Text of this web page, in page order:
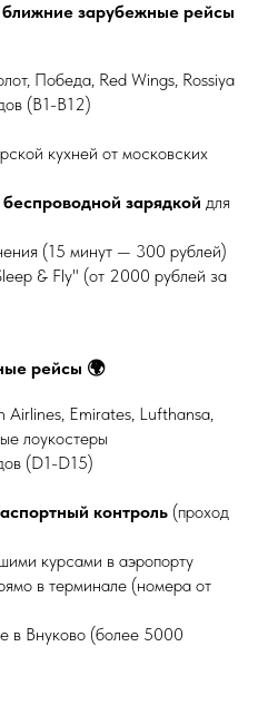
зарубежные рейсы
Победа, Red Wings, Rossiya
(B1-B12)
кухней от московских
зарядкой для
(15 минут — 300 рублей)
& Fly" (от 2000 рублей за
рейсы 🌍
Airlines, Emirates, Lufthansa,
лоукостеры
(D1-D15)
контроль (проход
курсами в аэропорту
в терминале (номера от
в Внуково (более 5000